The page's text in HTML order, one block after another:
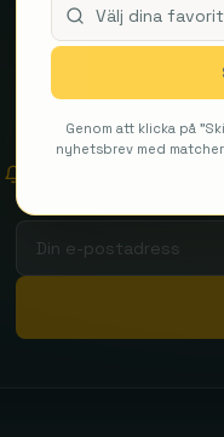
Få de
Prenumerera på
FanDays-
Genom att klicka på
nyhetsbrev med